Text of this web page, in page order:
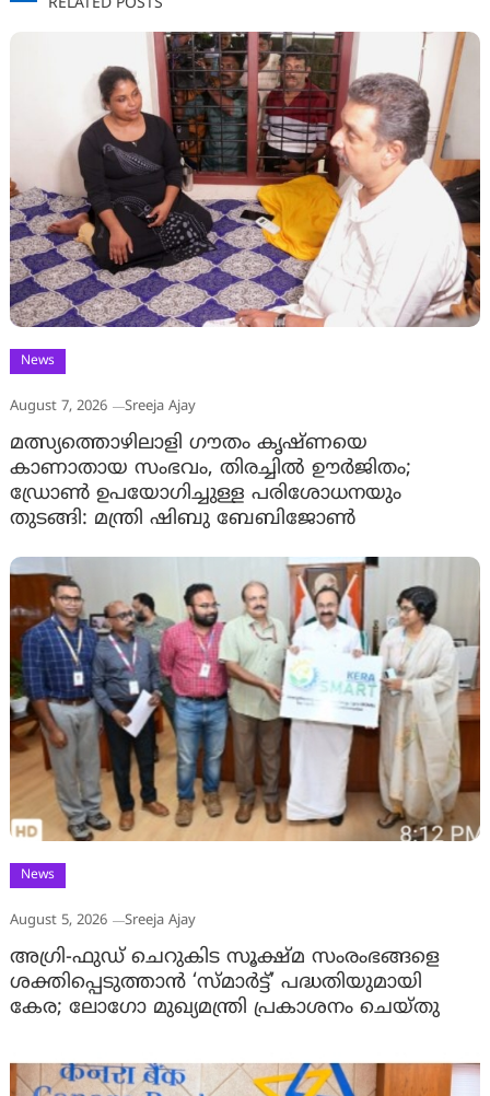
RELATED POSTS
News
August 7, 2026 Sreeja Ajay
മത്സ്യത്തൊഴിലാളി ഗൗതം കൃഷ്ണയെ
കാണാതായ സംഭവം, തിരച്ചിൽ ഊർജിതം;
ഡ്രോണ്‍ ഉപയോഗിച്ചുള്ള പരിശോധനയും
തുടങ്ങി: മന്ത്രി ഷിബു ബേബിജോണ്‍
News
August 5, 2026 Sreeja Ajay
അഗ്രി-ഫുഡ് ചെറുകിട സൂക്ഷ്മ സംരംഭങ്ങളെ
ശക്തിപ്പെടുത്താന്‍ ‘സ്മാര്‍ട്ട്’ പദ്ധതിയുമായി
കേര; ലോഗോ മുഖ്യമന്ത്രി പ്രകാശനം ചെയ്തു